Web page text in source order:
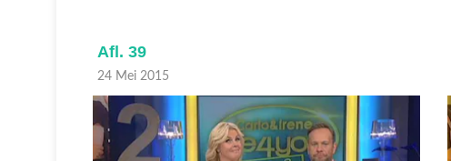
Afl. 39
24 Mei 2015